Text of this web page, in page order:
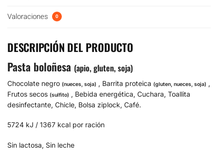
Valoraciones 0
DESCRIPCIÓN DEL PRODUCTO
Pasta boloñesa (apio, gluten, soja)
Chocolate negro (nueces, soja) , Barrita proteica (gluten, nueces, soja) ,
Frutos secos (sulfito) , Bebida energética, Cuchara, Toallita
desinfectante, Chicle, Bolsa ziplock, Café.
5724 kJ / 1367 kcal por ración
Sin lactosa, Sin leche